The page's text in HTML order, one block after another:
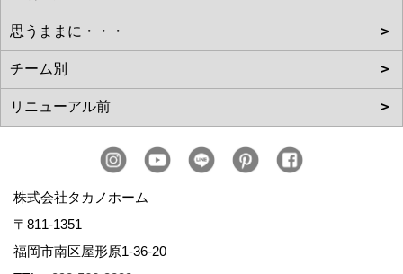
株式会社タカノホーム
〒811-1351
福岡市南区屋形原1-36-20